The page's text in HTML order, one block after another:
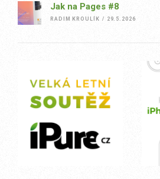
Jak na Pages #8
RADIM KROULÍK / 29.5.2026